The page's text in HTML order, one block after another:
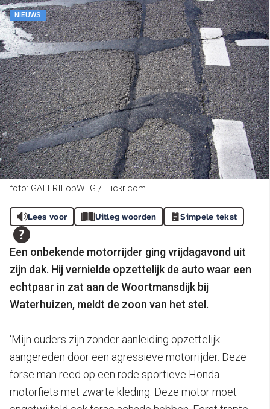
NIEUWS
foto: GALERIEopWEG / Flickr.com
Lees voor Uitleg woorden Simpele tekst
Een onbekende motorrijder ging vrijdagavond uit
zijn dak. Hij vernielde opzettelijk de auto waar een
echtpaar in zat aan de Woortmansdijk bij
Waterhuizen, meldt de zoon van het stel.
‘Mijn ouders zijn zonder aanleiding opzettelijk
aangereden door een agressieve motorrijder. Deze
forse man reed op een rode sportieve Honda
motorfiets met zwarte kleding. Deze motor moet